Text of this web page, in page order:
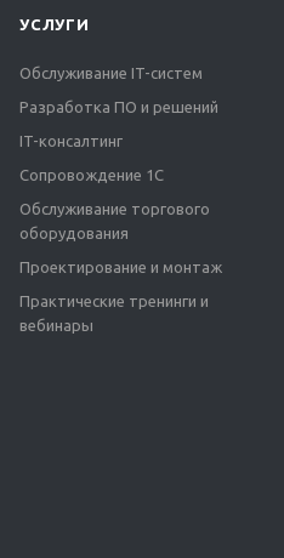
УСЛУГИ
Обслуживание IT-систем
Разработка ПО и решений
IT-консалтинг
Сопровождение 1С
Обслуживание торгового
оборудования
Проектирование и монтаж
Практические тренинги и
вебинары